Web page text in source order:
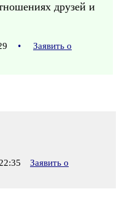
друзей и
•
Заявить о
Заявить о